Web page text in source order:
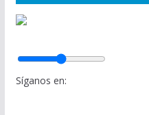
Síganos en: